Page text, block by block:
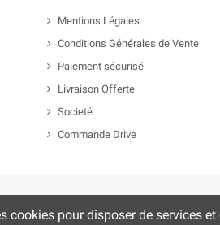
Mentions Légales
Conditions Générales de Vente
Paiement sécurisé
Livraison Offerte
Societé
Commande Drive
pour disposer de services